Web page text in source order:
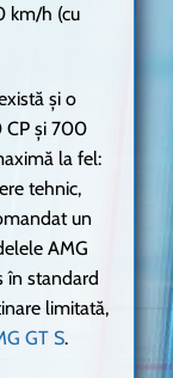
km/h (cu
și o
CP și 700
la fel:
tehnic,
un
AMG
în standard
limitată,
GT S.